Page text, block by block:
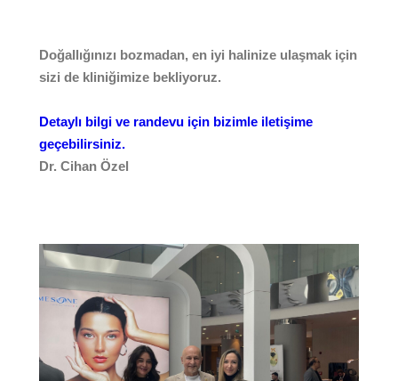
Doğallığınızı bozmadan, en iyi halinize ulaşmak için
sizi de kliniğimize bekliyoruz.
Detaylı bilgi ve randevu için bizimle iletişime
geçebilirsiniz.
Dr. Cihan Özel